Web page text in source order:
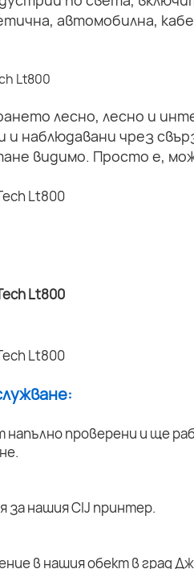
автомобилна,
лесно, лесно и
наблюдавани чрез
видимо. Просто е,
напълно проверени и ще
за нашия CIJ принтер.
в нашия обект в град